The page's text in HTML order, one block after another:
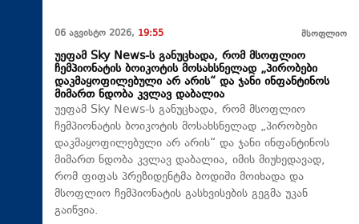
06 აგვისტო 2026, 19:55 მსოფლიო
უეფამ Sky News-ს განუცხადა, რომ მსოფლიო
ჩემპიონატის ბოიკოტის მოსახსნელად „პირობები
დაკმაყოფილებული არ არის“ და ჯანი ინფანტინოს
მიმართ ნდობა კვლავ დაბალია
უეფამ Sky News-ს განუცხადა, რომ მსოფლიო
ჩემპიონატის ბოიკოტის მოსახსნელად „პირობები
დაკმაყოფილებული არ არის“ და ჯანი ინფანტინოს
მიმართ ნდობა კვლავ დაბალია, იმის მიუხედავად,
რომ ფიფას პრეზიდენტმა ბოდიში მოიხადა და
მსოფლიო ჩემპიონატის გასხვისების გეგმა უკან
გაიწვია.